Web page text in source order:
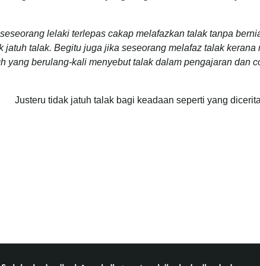
seseorang lelaki terlepas cakap melafazkan talak tanpa
jatuh talak. Begitu juga jika seseorang melafaz talak
yang berulang-kali menyebut talak dalam pengajaran dan
Justeru tidak jatuh talak bagi keadaan seperti yang